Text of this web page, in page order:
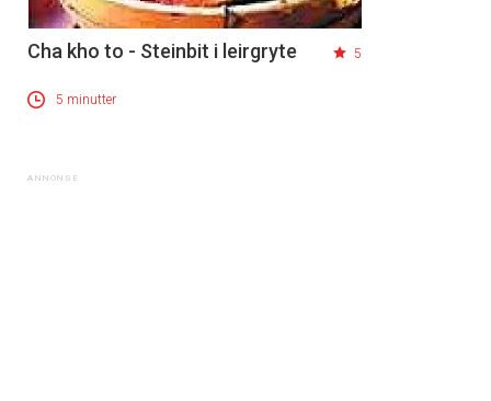
Cha kho to - Steinbit i leirgryte 5
5 minutter